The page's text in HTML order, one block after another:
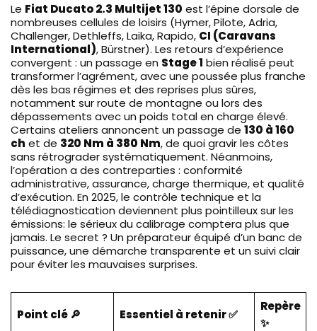
Le Fiat Ducato 2.3 Multijet 130 est l’épine dorsale de
nombreuses cellules de loisirs (Hymer, Pilote, Adria,
Challenger, Dethleffs, Laika, Rapido, CI (Caravans
International), Bürstner). Les retours d’expérience
convergent : un passage en Stage 1 bien réalisé peut
transformer l’agrément, avec une poussée plus franche
dès les bas régimes et des reprises plus sûres,
notamment sur route de montagne ou lors des
dépassements avec un poids total en charge élevé.
Certains ateliers annoncent un passage de 130 à 160
ch et de 320 Nm à 380 Nm, de quoi gravir les côtes
sans rétrograder systématiquement. Néanmoins,
l’opération a des contreparties : conformité
administrative, assurance, charge thermique, et qualité
d’exécution. En 2025, le contrôle technique et la
télédiagnostication deviennent plus pointilleux sur les
émissions: le sérieux du calibrage comptera plus que
jamais. Le secret ? Un préparateur équipé d’un banc de
puissance, une démarche transparente et un suivi clair
pour éviter les mauvaises surprises.
Point clé 🔎 Essentiel à retenir ✅
Repère
✨